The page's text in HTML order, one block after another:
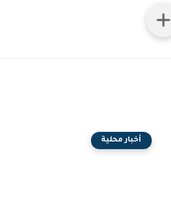
أخبار محلية